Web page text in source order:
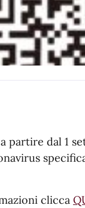
partire dal 1
clicca